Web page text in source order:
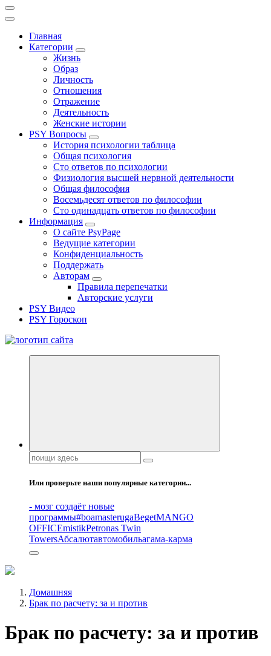
Главная
Категории
Жизнь
Образ
Личность
Отношения
Отражение
Деятельность
Женские истории
PSY Вопросы
История психологии таблица
Общая психология
Сто ответов по психологии
Физиология высшей нервной деятельности
Общая философия
Восемьдесят ответов по философии
Сто одинадцать ответов по философии
Информация
О сайте PsyPage
Ведущие категории
Конфиденциальность
Поддержать
Авторам
Правила перепечатки
Авторские услуги
PSY Видео
PSY Гороскоп
Все самое интересное, вдохновляющее и тайное внутри.
Поиск:
Или проверьте наши популярные категории...
- мозг создаёт новые
программы#boamasterugaBegetMANGO
OFFICEmistikPetronas Twin
TowersАбсалютавтомобильагама-карма
Домашняя
Брак по расчету: за и против
Брак по расчету: за и против